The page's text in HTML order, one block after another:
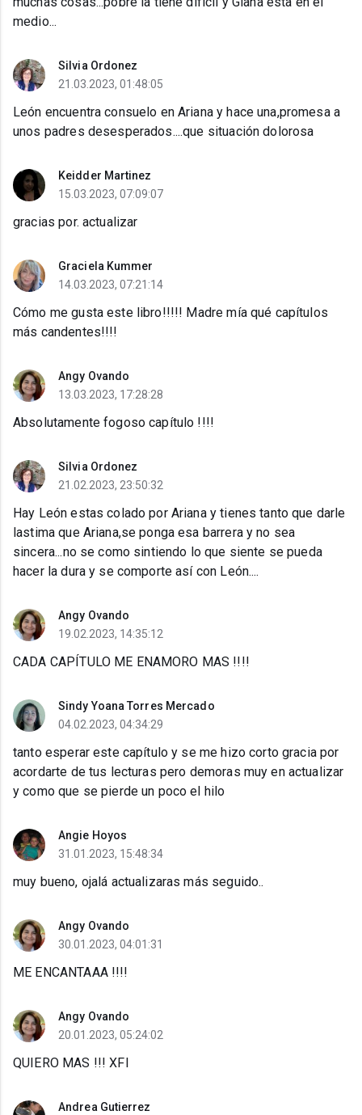
medio...
Silvia Ordonez
21.03.2023, 01:48:05
León encuentra consuelo en Ariana y hace una,promesa a
unos padres desesperados....que situación dolorosa
Keidder Martinez
15.03.2023, 07:09:07
gracias por. actualizar
Graciela Kummer
14.03.2023, 07:21:14
Cómo me gusta este libro!!!!! Madre mía qué capítulos
más candentes!!!!
Angy Ovando
13.03.2023, 17:28:28
Absolutamente fogoso capítulo !!!!
Silvia Ordonez
21.02.2023, 23:50:32
Hay León estas colado por Ariana y tienes tanto que darle
lastima que Ariana,se ponga esa barrera y no sea
sincera...no se como sintiendo lo que siente se pueda
hacer la dura y se comporte así con León....
Angy Ovando
19.02.2023, 14:35:12
CADA CAPÍTULO ME ENAMORO MAS !!!!
Sindy Yoana Torres Mercado
04.02.2023, 04:34:29
tanto esperar este capítulo y se me hizo corto gracia por
acordarte de tus lecturas pero demoras muy en actualizar
y como que se pierde un poco el hilo
Angie Hoyos
31.01.2023, 15:48:34
muy bueno, ojalá actualizaras más seguido..
Angy Ovando
30.01.2023, 04:01:31
ME ENCANTAAA !!!!
Angy Ovando
20.01.2023, 05:24:02
QUIERO MAS !!! XFI
Andrea Gutierrez